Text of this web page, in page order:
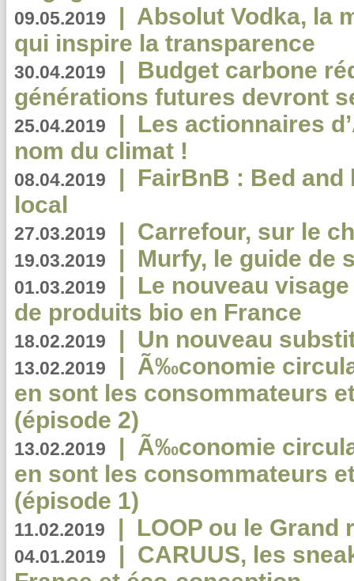
09.05.2019 | Absolut Vodka, la
qui inspire la transparence
30.04.2019 | Budget carbone
générations futures devront
25.04.2019 | Les actionnaires
nom du climat !
08.04.2019 | FairBnB : Bed
local
27.03.2019 | Carrefour, sur le
19.03.2019 | Murfy, le guide de
01.03.2019 | Le nouveau
de produits bio en France
18.02.2019 | Un nouveau
13.02.2019 | Ã‰conomie
en sont les consommateurs
(épisode 2)
13.02.2019 | Ã‰conomie
en sont les consommateurs
(épisode 1)
11.02.2019 | LOOP ou le Grand
04.01.2019 | CARUUS, les